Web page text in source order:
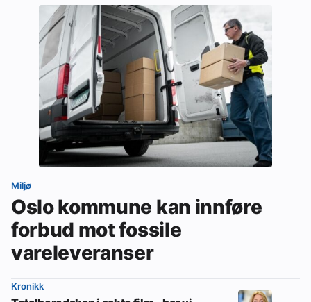
Miljø
Oslo kommune kan innføre
forbud mot fossile
vareleveranser
Kronikk